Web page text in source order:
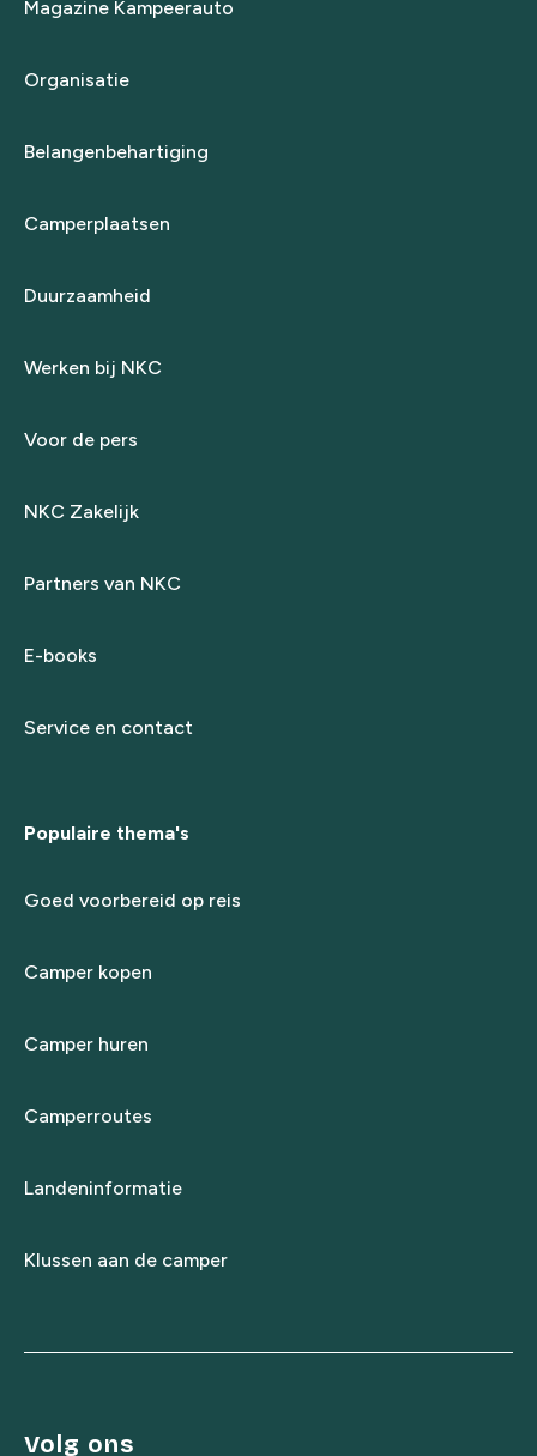
Magazine Kampeerauto
Organisatie
Belangenbehartiging
Camperplaatsen
Duurzaamheid
Werken bij NKC
Voor de pers
NKC Zakelijk
Partners van NKC
E-books
Service en contact
Populaire thema's
Goed voorbereid op reis
Camper kopen
Camper huren
Camperroutes
Landeninformatie
Klussen aan de camper
Volg ons